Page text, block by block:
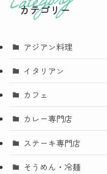
カテゴリー
アジアン料理
イタリアン
カフェ
カレー専門店
ステーキ専門店
そうめん・冷麺